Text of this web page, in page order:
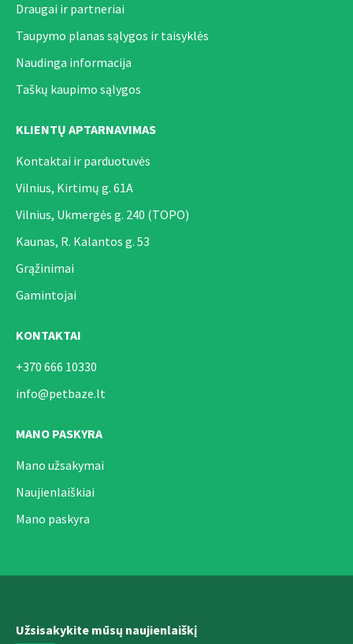
Draugai ir partneriai
Taupymo planas sąlygos ir taisyklės
Naudinga informacija
Taškų kaupimo sąlygos
KLIENTŲ APTARNAVIMAS
Kontaktai ir parduotuvės
Vilnius, Kirtimų g. 61A
Vilnius, Ukmergės g. 240 (TOPO)
Kaunas, R. Kalantos g. 53
Grąžinimai
Gamintojai
KONTAKTAI
+370 666 10330
info@petbaze.lt
MANO PASKYRA
Mano užsakymai
Naujienlaiškiai
Mano paskyra
Užsisakykite mūsų naujienlaiškį